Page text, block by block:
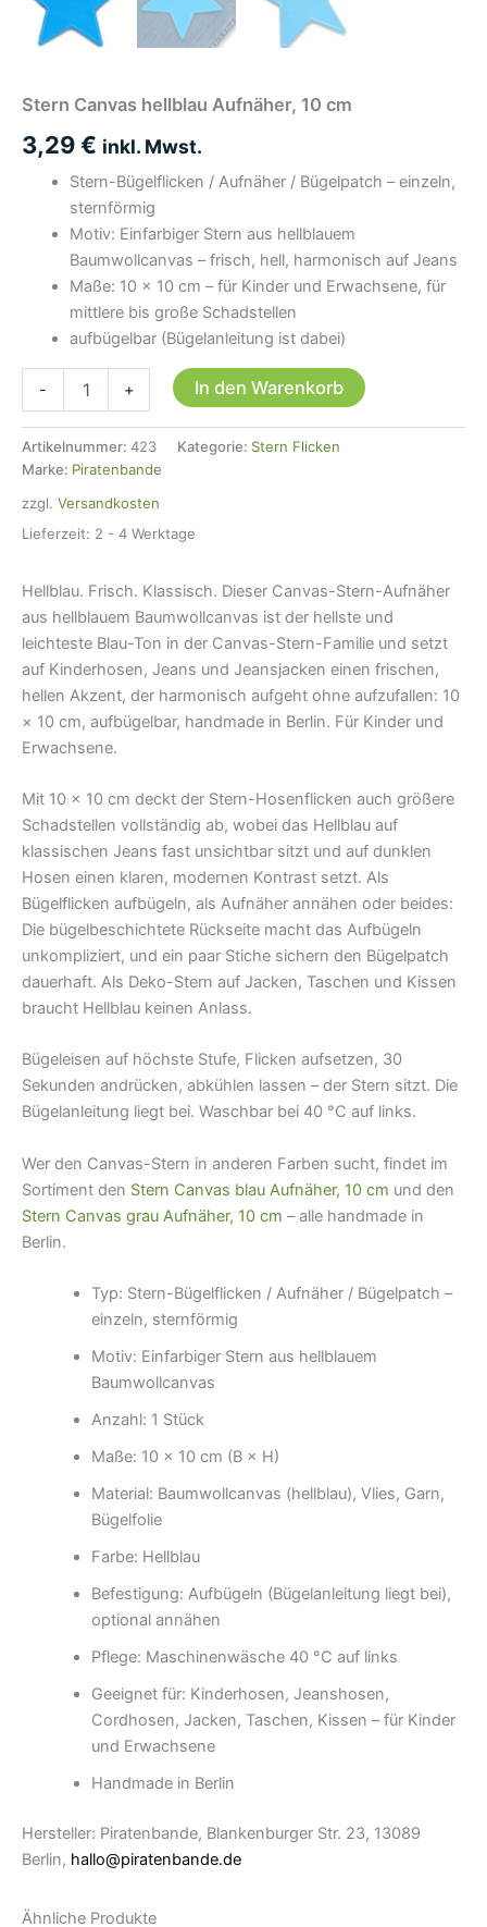
Stern Canvas hellblau Aufnäher, 10 cm
3,29€ inkl. Mwst.
Stern-Bügelflicken / Aufnäher / Bügelpatch – einzeln,
sternförmig
Motiv: Einfarbiger Stern aus hellblauem
Baumwollcanvas – frisch, hell, harmonisch auf Jeans
Maße: 10 × 10 cm – für Kinder und Erwachsene, für
mittlere bis große Schadstellen
aufbügelbar (Bügelanleitung ist dabei)
-
Aufnäher,
10
Menge
+ In den Warenkorb
Artikelnummer: 423 Kategorie: Stern Flicken
Marke: Piratenbande
zzgl. Versandkosten
Lieferzeit: 2 - 4 Werktage
Hellblau. Frisch. Klassisch. Dieser Canvas-Stern-Aufnäher
aus hellblauem Baumwollcanvas ist der hellste und
leichteste Blau-Ton in der Canvas-Stern-Familie und setzt
auf Kinderhosen, Jeans und Jeansjacken einen frischen,
hellen Akzent, der harmonisch aufgeht ohne aufzufallen: 10
× 10 cm, aufbügelbar, handmade in Berlin. Für Kinder und
Erwachsene.
Mit 10 × 10 cm deckt der Stern-Hosenflicken auch größere
Schadstellen vollständig ab, wobei das Hellblau auf
klassischen Jeans fast unsichtbar sitzt und auf dunklen
Hosen einen klaren, modernen Kontrast setzt. Als
Bügelflicken aufbügeln, als Aufnäher annähen oder beides:
Die bügelbeschichtete Rückseite macht das Aufbügeln
unkompliziert, und ein paar Stiche sichern den Bügelpatch
dauerhaft. Als Deko-Stern auf Jacken, Taschen und Kissen
braucht Hellblau keinen Anlass.
Bügeleisen auf höchste Stufe, Flicken aufsetzen, 30
Sekunden andrücken, abkühlen lassen – der Stern sitzt. Die
Bügelanleitung liegt bei. Waschbar bei 40 °C auf links.
Wer den Canvas-Stern in anderen Farben sucht, findet im
Sortiment den Stern Canvas blau Aufnäher, 10 cm und den
Stern Canvas grau Aufnäher, 10 cm – alle handmade in
Berlin.
Typ: Stern-Bügelflicken / Aufnäher / Bügelpatch –
einzeln, sternförmig
Motiv: Einfarbiger Stern aus hellblauem
Baumwollcanvas
Anzahl: 1 Stück
Maße: 10 × 10 cm (B × H)
Material: Baumwollcanvas (hellblau), Vlies, Garn,
Bügelfolie
Farbe: Hellblau
Befestigung: Aufbügeln (Bügelanleitung liegt bei),
optional annähen
Pflege: Maschinenwäsche 40 °C auf links
Geeignet für: Kinderhosen, Jeanshosen,
Cordhosen, Jacken, Taschen, Kissen – für Kinder
und Erwachsene
Handmade in Berlin
Hersteller: Piratenbande, Blankenburger Str. 23, 13089
Berlin, hallo@piratenbande.de
Ähnliche Produkte